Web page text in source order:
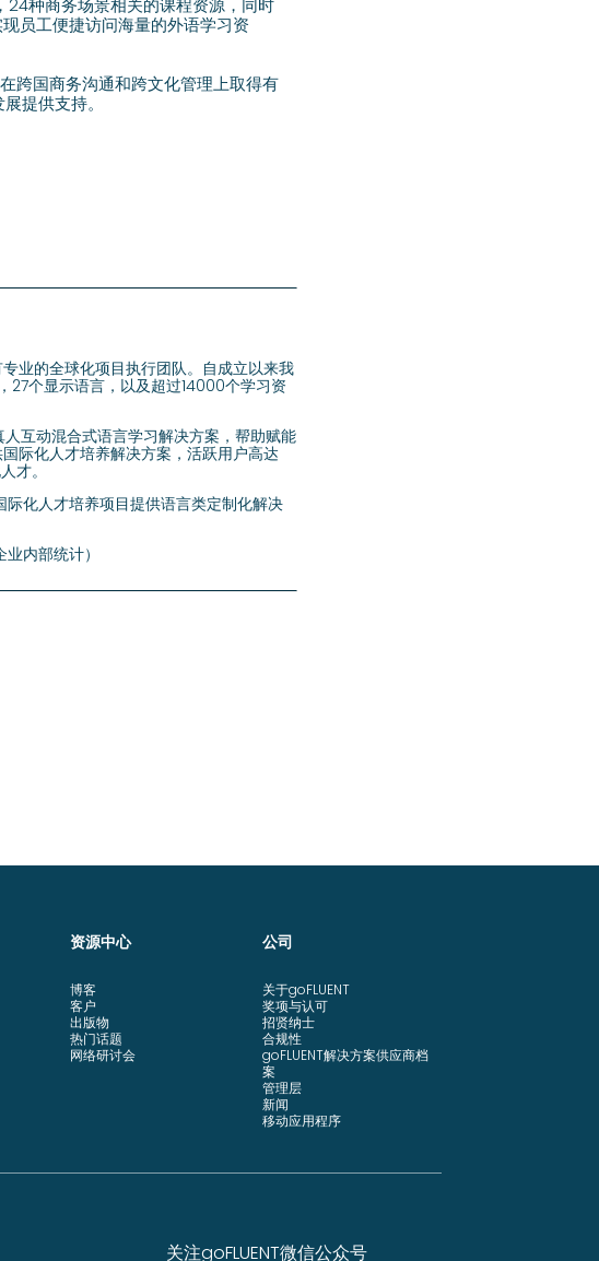
种商务场景相关的课程资源，同时
员工便捷访问海量的外语学习资
跨国商务沟通和跨文化管理上取得有
提供支持。
业的全球化项目执行团队。自成立以来我
27个显示语言，以及超过14000个学习资
互动混合式语言学习解决方案，帮助赋能
际化人才培养解决方案，活跃用户高达
才。
化人才培养项目提供语言类定制化解决
内部统计）
资源中心
博客
客户
出版物
热门话题
网络研讨会
公司
关于goFLUENT
奖项与认可
招贤纳士
合规性
goFLUENT解决方案供应商档
案
管理层
新闻
移动应用程序
关注goFLUENT微信公众号